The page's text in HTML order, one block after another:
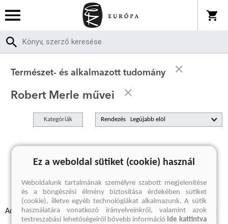
Természet- és alkalmazott tudomány
Robert Merle művei
Kategóriák Rendezés
A keresett kifejezésre nincs találat
Adatvédelmi szabályzatok Elállási felmondási nyilatkozat
Ez a weboldal sütiket (cookie) használ
Weboldalunk tartalmának személyre szabott megjelenítése
és a böngészési élmény biztosítása érdekében sütiket
(cookie), illetve egyéb technológiákat alkalmazunk. A sütik
használatára vonatkozó irányelveinkről, valamint azok
testreszabási lehetőségeiről bővebb információide kattintva